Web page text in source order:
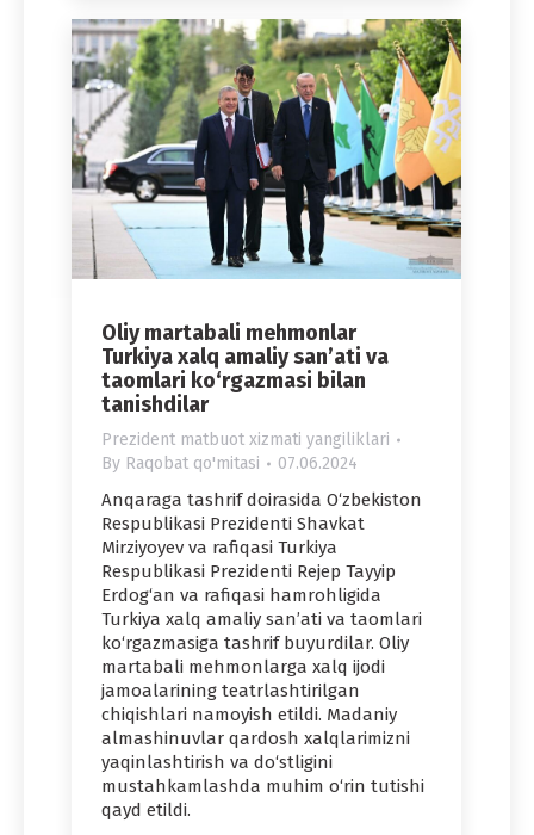
Oliy martabali mehmonlar
Turkiya xalq amaliy san’ati va
taomlari ko‘rgazmasi bilan
tanishdilar
Prezident matbuot xizmati yangiliklari
By Raqobat qo'mitasi 07.06.2024
Anqaraga tashrif doirasida O‘zbekiston
Respublikasi Prezidenti Shavkat
Mirziyoyev va rafiqasi Turkiya
Respublikasi Prezidenti Rejep Tayyip
Erdog‘an va rafiqasi hamrohligida
Turkiya xalq amaliy san’ati va taomlari
ko‘rgazmasiga tashrif buyurdilar. Oliy
martabali mehmonlarga xalq ijodi
jamoalarining teatrlashtirilgan
chiqishlari namoyish etildi. Madaniy
almashinuvlar qardosh xalqlarimizni
yaqinlashtirish va do‘stligini
mustahkamlashda muhim o‘rin tutishi
qayd etildi.